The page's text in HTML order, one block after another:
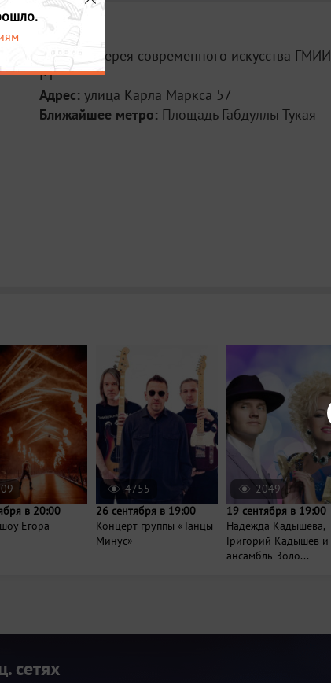
Место:
Галерея современного искусства ГМИИ
РТ
Адрес: улица Карла Маркса 57
Ближайшее метро: Площадь Габдуллы Тукая
в 20:00
Егора
4755
26 сентября в 19:00
Концерт группы «Танцы
Минус»
2049
19 сентября в 19:00
Надежда Кадышева,
Григорий Кадышев и
ансамбль Золо...
сетях